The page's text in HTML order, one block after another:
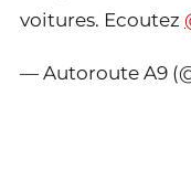
voitures. Ecoutez
— Autoroute A9